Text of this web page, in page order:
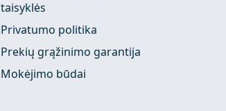
taisyklės
Privatumo politika
Prekių grąžinimo garantija
Mokėjimo būdai